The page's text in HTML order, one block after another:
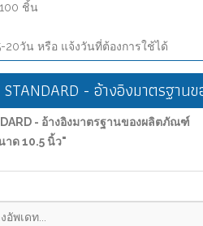
ชิ้น
20วัน หรือ แจ้งวันที่ต้องการใช้ได้
STANDARD - อ้างอิงมาตรฐา
- อ้างอิงมาตรฐานของผลิตภัณฑ์
ด 10.5 นิ้ว"
พเดท...